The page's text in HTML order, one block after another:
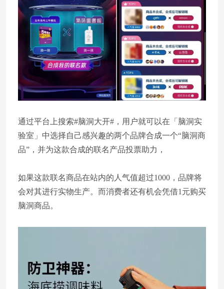
通过平台上搜索#脑洞大开#，用户就可以在「脑洞实
验室」中选择自己感兴趣的两个品牌合成一个“脑洞商
品”，并为这款合成的联名产品投票助力，
如果这款联名商品在站内的人气值超过1000，品牌将
会对其进行实物生产。而消费者还有机会凭借1元购买
脑洞商品。